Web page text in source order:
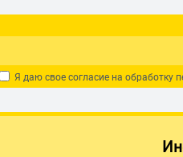
Я даю свое согласие на обработку